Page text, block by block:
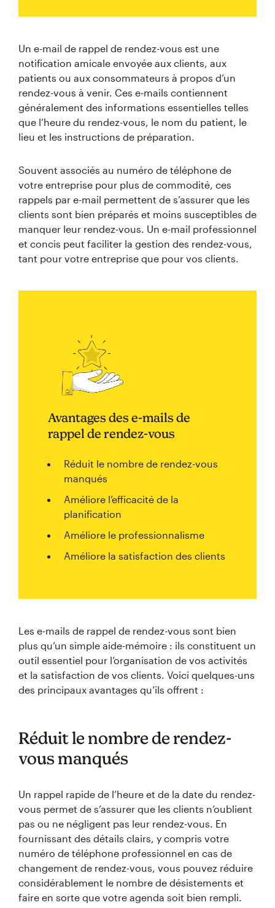
Un e-mail de rappel de rendez-vous est une
notification amicale envoyée aux clients, aux
patients ou aux consommateurs à propos d’un
rendez-vous à venir. Ces e-mails contiennent
généralement des informations essentielles telles
que l’heure du rendez-vous, le nom du patient, le
lieu et les instructions de préparation.
Souvent associés au numéro de téléphone de
votre entreprise pour plus de commodité, ces
rappels par e-mail permettent de s’assurer que les
clients sont bien préparés et moins susceptibles de
manquer leur rendez-vous. Un e-mail professionnel
et concis peut faciliter la gestion des rendez-vous,
tant pour votre entreprise que pour vos clients.
Avantages des e-mails de
rappel de rendez-vous
Réduit le nombre de rendez-vous
manqués
Améliore l’efficacité de la
planification
Améliore le professionnalisme
Améliore la satisfaction des clients
Les e-mails de rappel de rendez-vous sont bien
plus qu’un simple aide-mémoire : ils constituent un
outil essentiel pour l’organisation de vos activités
et la satisfaction de vos clients. Voici quelques-uns
des principaux avantages qu’ils offrent :
Réduit le nombre de rendez-
vous manqués
Un rappel rapide de l’heure et de la date du rendez-
vous permet de s’assurer que les clients n’oublient
pas ou ne négligent pas leur rendez-vous. En
fournissant des détails clairs, y compris votre
numéro de téléphone professionnel en cas de
changement de rendez-vous, vous pouvez réduire
considérablement le nombre de désistements et
faire en sorte que votre agenda soit bien rempli.